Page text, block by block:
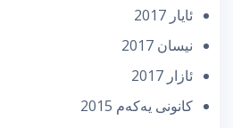
ئایار 2017
نیسان 2017
ئازار 2017
كانونی یه‌كه‌م 2015